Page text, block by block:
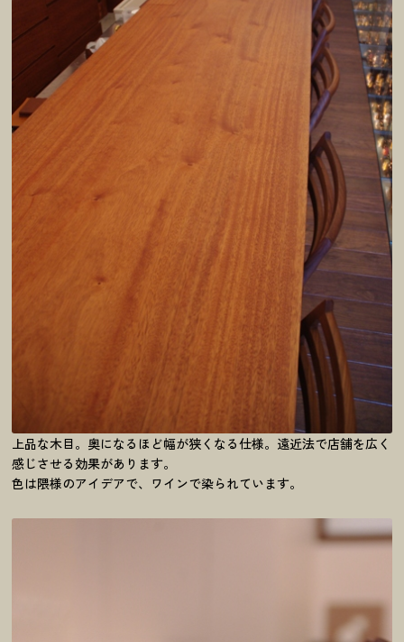
上品な木目。奥になるほど幅が狭くなる仕様。遠近法で店舗を広く
感じさせる効果があります。
色は隈様のアイデアで、ワインで染られています。